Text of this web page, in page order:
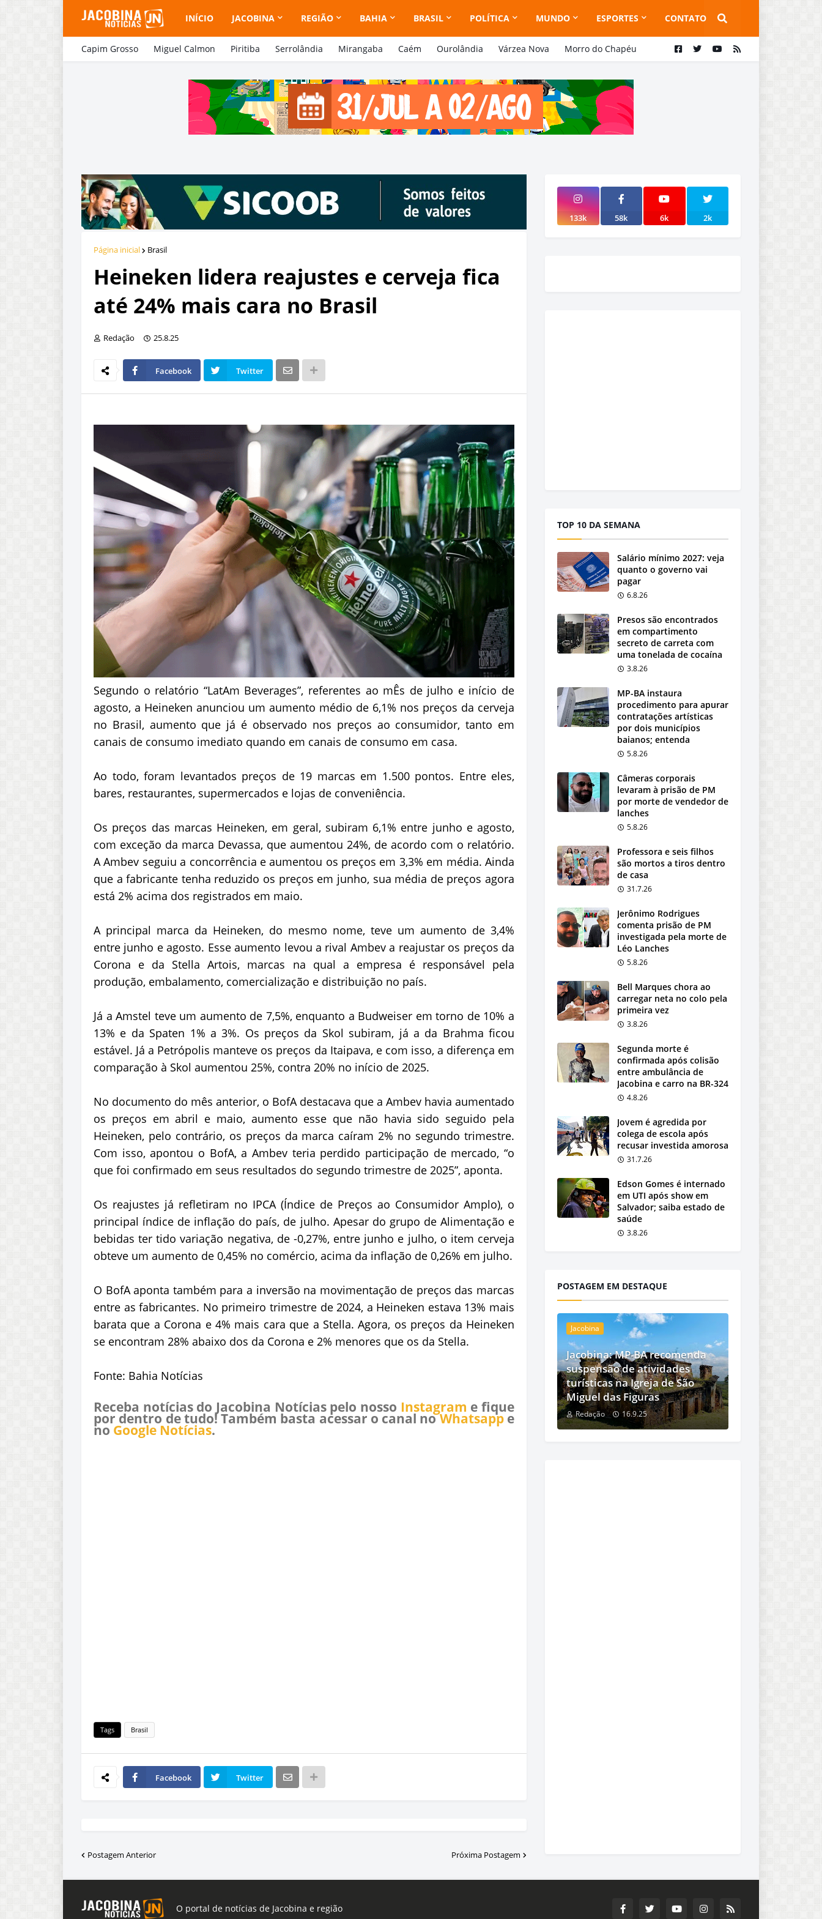
INÍCIO JACOBINA REGIÃO BAHIA BRASIL POLÍTICA MUNDO ESPORTES CONTATO
Capim Grosso Miguel Calmon Piritiba Serrolândia Mirangaba Caém Ourolândia Várzea Nova Morro do Chapéu
Página inicial Brasil
Heineken lidera reajustes e cerveja fica
até 24% mais cara no Brasil
Redação 25.8.25
Facebook Twitter
Segundo o relatório “LatAm Beverages”, referentes ao mÊs de julho e início de
agosto, a Heineken anunciou um aumento médio de 6,1% nos preços da cerveja
no Brasil, aumento que já é observado nos preços ao consumidor, tanto em
canais de consumo imediato quando em canais de consumo em casa.
Ao todo, foram levantados preços de 19 marcas em 1.500 pontos. Entre eles,
bares, restaurantes, supermercados e lojas de conveniência.
Os preços das marcas Heineken, em geral, subiram 6,1% entre junho e agosto,
com exceção da marca Devassa, que aumentou 24%, de acordo com o relatório.
A Ambev seguiu a concorrência e aumentou os preços em 3,3% em média. Ainda
que a fabricante tenha reduzido os preços em junho, sua média de preços agora
está 2% acima dos registrados em maio.
A principal marca da Heineken, do mesmo nome, teve um aumento de 3,4%
entre junho e agosto. Esse aumento levou a rival Ambev a reajustar os preços da
Corona e da Stella Artois, marcas na qual a empresa é responsável pela
produção, embalamento, comercialização e distribuição no país.
Já a Amstel teve um aumento de 7,5%, enquanto a Budweiser em torno de 10% a
13% e da Spaten 1% a 3%. Os preços da Skol subiram, já a da Brahma ficou
estável. Já a Petrópolis manteve os preços da Itaipava, e com isso, a diferença em
comparação à Skol aumentou 25%, contra 20% no início de 2025.
No documento do mês anterior, o BofA destacava que a Ambev havia aumentado
os preços em abril e maio, aumento esse que não havia sido seguido pela
Heineken, pelo contrário, os preços da marca caíram 2% no segundo trimestre.
Com isso, apontou o BofA, a Ambev teria perdido participação de mercado, “o
que foi confirmado em seus resultados do segundo trimestre de 2025”, aponta.
Os reajustes já refletiram no IPCA (Índice de Preços ao Consumidor Amplo), o
principal índice de inflação do país, de julho. Apesar do grupo de Alimentação e
bebidas ter tido variação negativa, de -0,27%, entre junho e julho, o item cerveja
obteve um aumento de 0,45% no comércio, acima da inflação de 0,26% em julho.
O BofA aponta também para a inversão na movimentação de preços das marcas
entre as fabricantes. No primeiro trimestre de 2024, a Heineken estava 13% mais
barata que a Corona e 4% mais cara que a Stella. Agora, os preços da Heineken
se encontram 28% abaixo dos da Corona e 2% menores que os da Stella.
Fonte: Bahia Notícias
Receba notícias do Jacobina Notícias pelo nosso Instagram e fique
por dentro de tudo! Também basta acessar o canal noWhatsappe
no Google Notícias.
Tags Brasil
Facebook Twitter
Postagem Anterior Próxima Postagem
133k 58k 6k 2k
TOP 10 DA SEMANA
Salário mínimo 2027: veja
quanto o governo vai
pagar
6.8.26
Presos são encontrados
em compartimento
secreto de carreta com
uma tonelada de cocaína
3.8.26
MP-BA instaura
procedimento para apurar
contratações artísticas
por dois municípios
baianos; entenda
5.8.26
Câmeras corporais
levaram à prisão de PM
por morte de vendedor de
lanches
5.8.26
Professora e seis filhos
são mortos a tiros dentro
de casa
31.7.26
Jerônimo Rodrigues
comenta prisão de PM
investigada pela morte de
Léo Lanches
5.8.26
Bell Marques chora ao
carregar neta no colo pela
primeira vez
3.8.26
Segunda morte é
confirmada após colisão
entre ambulância de
Jacobina e carro na BR-324
4.8.26
Jovem é agredida por
colega de escola após
recusar investida amorosa
31.7.26
Edson Gomes é internado
em UTI após show em
Salvador; saiba estado de
saúde
3.8.26
POSTAGEM EM DESTAQUE
Jacobina
Jacobina: MP-BA recomenda
suspensão de atividades
turísticas na Igreja de São
Miguel das Figuras
Redação 16.9.25
O portal de notícias de Jacobina e região